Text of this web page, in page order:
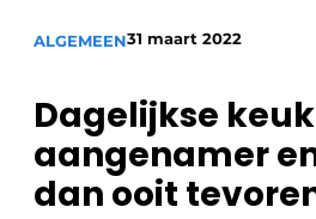
ALGEMEEN31 maart 2022
Dagelijkse
aangenamer
dan ooit